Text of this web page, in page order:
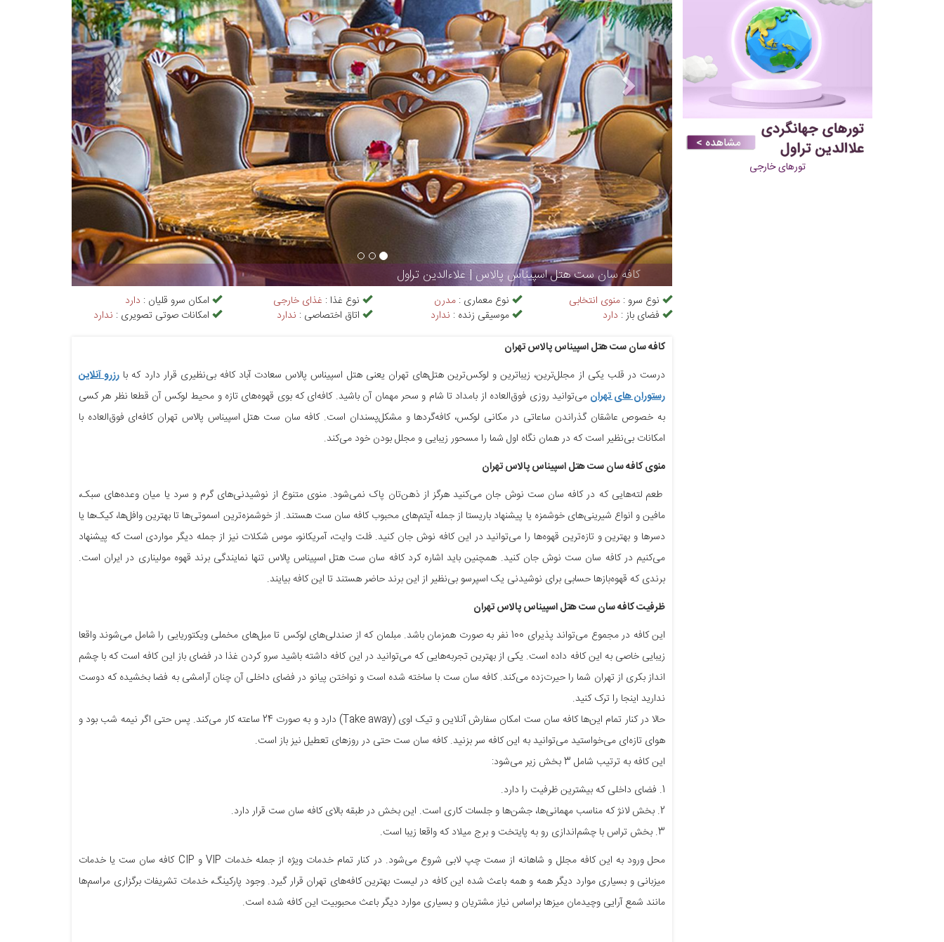
تورهای خارجی
کافه سان ست هتل اسپیناس پالاس | علاءالدین تراول
نوع سرو : منوی انتخابی نوع معماری : مدرن نوع غذا : غذای خارجی امکان سرو قلیان : دارد
فضای باز : دارد موسیقی زنده : ندارد اتاق اختصاصی : ندارد امکانات صوتی تصویری : ندارد
کافه سان ست هتل اسپیناس پالاس تهران
درست در قلب یکی از مجلل‌ترین، زیباترین و لوکس‌ترین هتل‌های تهران یعنی هتل اسپیناس پالاس سعادت آباد کافه بی‌نظیری قرار دارد که بارزرو آنلاین
رستوران های تهران می‌توانید روزی فوق‌العاده از بامداد تا شام و سحر مهمان آن باشید. کافه‌ای که بوی قهوه‌های تازه و محیط لوکس آن قطعا نظر هر کسی
به خصوص عاشقان گذراندن ساعاتی در مکانی لوکس، کافه‌گردها و مشکل‌پسندان است. کافه سان ست هتل اسپیناس پالاس تهران کافه‌ای فوق‌العاده با
امکانات بی‌نظیر است که در همان نگاه اول شما را مسحور زیبایی و مجلل بودن خود می‌کند.
منوی کافه سان ست هتل اسپیناس پالاس تهران
طعم لته‌هایی که در کافه سان ست نوش جان می‌کنید هرگز از ذهن‌تان پاک نمی‌شود. منوی متنوع از نوشیدنی‌های گرم و سرد یا میان وعده‌های سبک،
مافین و انواع شیرینی‌های خوشمزه یا پیشنهاد باریستا از جمله آیتم‌های محبوب کافه سان ست هستند. از خوشمزه‌ترین اسموتی‌ها تا بهترین وافل‌ها، کیک‌ها یا
دسرها و بهترین و تازه‌ترین قهوه‌ها را می‌توانید در این کافه نوش جان کنید. فلت وايت، آمريكانو، موس شكلات نیز از جمله دیگر مواردی است که پیشنهاد
می‌کنیم در کافه سان ست نوش جان کنید. همچنین باید اشاره کرد کافه سان ست هتل اسپیناس پالاس تنها نمایندگی برند قهوه مولیناری در ایران است.
برندی که قهوه‌باز‌ها حسابی برای نوشیدنی یک اسپرسو بی‌نظیر از این برند حاضر هستند تا این کافه بیایند.
ظرفیت کافه سان ست هتل اسپیناس پالاس تهران
این کافه در مجموع می‌تواند پذیرای 100 نفر به صورت همزمان باشد. مبلمان که از صندلی‌های لوکس تا مبل‌های مخملی ویکتوریایی را شامل می‌شوند واقعا
زیبایی خاصی به این کافه داده است. یکی از بهترین تجربه‌هایی که می‌توانید در این کافه داشته باشید سرو کردن غذا در فضای باز این کافه است که با چشم
انداز بکری از تهران شما را حیرت‌زده می‌کند. کافه سان ست با ساخته شده است و نواختن پیانو در فضای داخلی آن چنان آرامشی به فضا بخشیده که دوست
ندارید اینجا را ترک کنید.
حالا در کنار تمام این‌ها کافه سان ست امکان سفارش آنلاین و تیک اوی (Take away) دارد و به صورت 24 ساعته کار می‌کند. پس حتی اگر نیمه شب بود و
هوای تازه‌ای می‌خواستید می‌توانید به این کافه سر بزنید. کافه سان ست حتی در روزهای تعطیل نیز باز است.
این کافه به ترتیب شامل 3 بخش زیر می‌شود:
1. فضای داخلی که بیشترین ظرفیت را دارد.
2. بخش لانژ که مناسب مهمانی‌ها، جشن‌ها و جلسات کاری است. این بخش در طبقه بالای کافه سان ست قرار دارد.
3. بخش تراس با چشم‌اندازی رو به پایتخت و برج میلاد که واقعا زیبا است.
محل ورود به این کافه مجلل و شاهانه از سمت چپ لابی شروع می‌شود. در کنار تمام خدمات ویژه از جمله خدمات VIP و CIP کافه سان ست یا خدمات
میزبانی و بسیاری موارد دیگر همه و همه باعث شده این کافه در لیست بهترین کافه‌های تهران قرار گیرد. وجود پارکینگ، خدمات تشریفات برگزاری مراسم‌ها
مانند شمع آرایی وچیدمان میزها براساس نیاز مشتریان و بسیاری موارد دیگر باعث محبوبیت این کافه شده است.